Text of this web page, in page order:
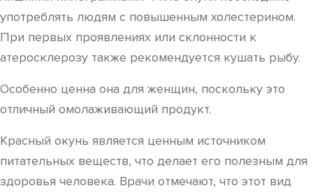
употреблять людям с повышенным холестерином.
При первых проявлениях или склонности к
атеросклерозу также рекомендуется кушать рыбу.
Особенно ценна она для женщин, поскольку это
отличный омолаживающий продукт.
Красный окунь является ценным источником
питательных веществ, что делает его полезным для
здоровья человека. Врачи отмечают, что этот вид